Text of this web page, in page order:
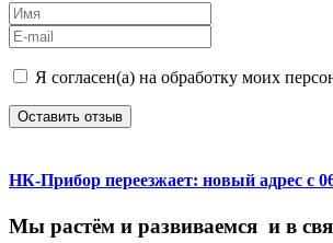
Я согласен(а) на обработку моих
Оставить отзыв
НК-Прибор переезжает: новый адрес с
Мы растём и развиваемся и в